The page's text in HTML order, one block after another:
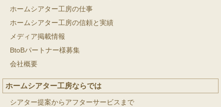
ホームシアター工房の仕事
ホームシアター工房の信頼と実績
メディア掲載情報
BtoBパートナー様募集
会社概要
ホームシアター工房ならでは
シアター提案からアフターサービスまで